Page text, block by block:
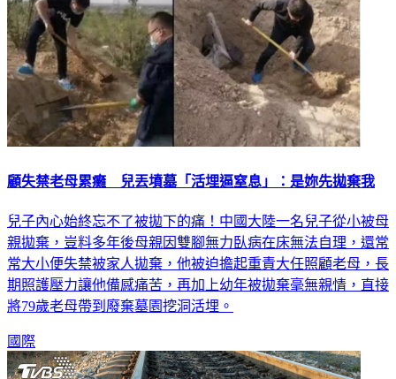
顧失禁老母累癱 兒丟墳墓「活埋逼窒息」：是妳先拋棄我
兒子內心始終忘不了被拋下的痛！中國大陸一名兒子從小被母
親拋棄，豈料多年後母親因雙腳無力臥病在床無法自理，還常
常大小便失禁被家人拋棄，他被迫擔起重責大任照顧老母，長
期照護壓力讓他備感痛苦，再加上幼年被拋棄毫無親情，直接
將79歲老母帶到廢棄墓園挖洞活埋。
國際